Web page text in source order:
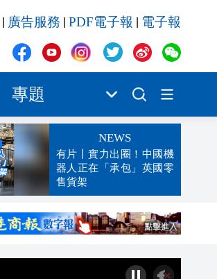
廣告服務 PDF電子報 電子報
專題
NEWS
有片丨實力出圈！中國機
器人正在「承包」英國零
售貨架